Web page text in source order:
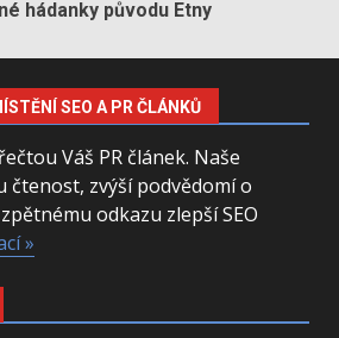
hádanky původu Etny
SEO A PR ČLÁNKŮ
Váš PR článek. Naše
čtenost, zvýší podvědomí o
odkazu zlepší SEO
»